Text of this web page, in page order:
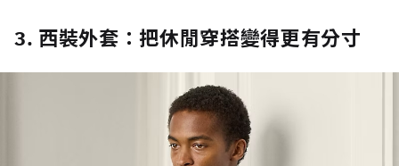
3. 西裝外套：把休閒穿搭變得更有分寸